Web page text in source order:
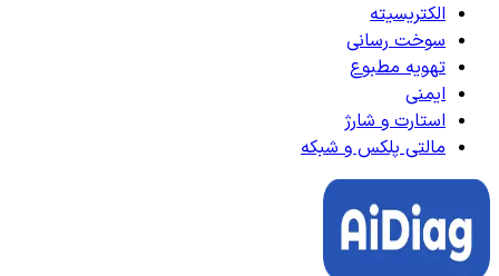
الکتریسیته
سوخت رسانی
تهویه مطبوع
ایمنی
استارت و شارژ
مالتی پلکس و شبکه